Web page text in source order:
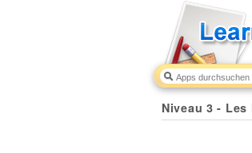
Niveau 3 -
Niveau 3 - Les homophones [c'est/s'est/ces/ses/sais/sait]